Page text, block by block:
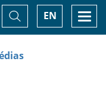
EN
Basculer
la
recherche